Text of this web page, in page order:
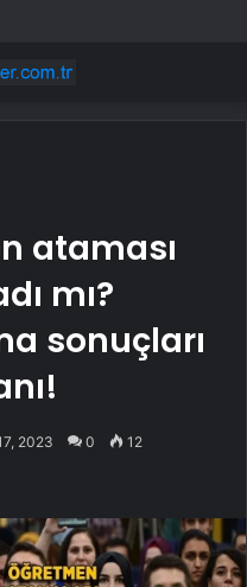
ataması
mı?
sonuçları
2023 0 12